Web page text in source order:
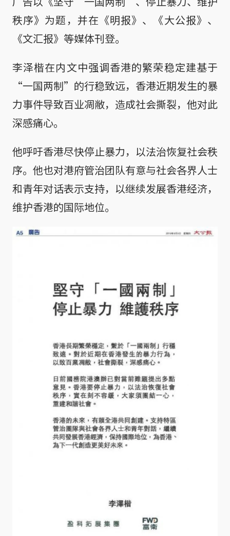
秩序》为题，并在《明报》、《大公报》、
《文汇报》等媒体刊登。
李泽楷在内文中强调香港的繁荣稳定建基于
“一国两制”的行稳致远，香港近期发生的暴
力事件导致百业凋敝，造成社会撕裂，他对此
深感痛心。
他呼吁香港尽快停止暴力，以法治恢复社会秩
序。他也对港府管治团队有意与社会各界人士
和青年对话表示支持，以继续发展香港经济，
维护香港的国际地位。